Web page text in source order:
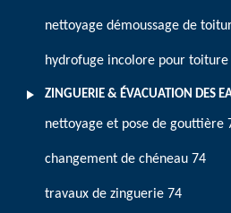
nettoyage démoussage de
hydrofuge incolore pour toiture
ZINGUERIE & ÉVACUATION DES
nettoyage et pose de gouttière
changement de chéneau 74
travaux de zinguerie 74